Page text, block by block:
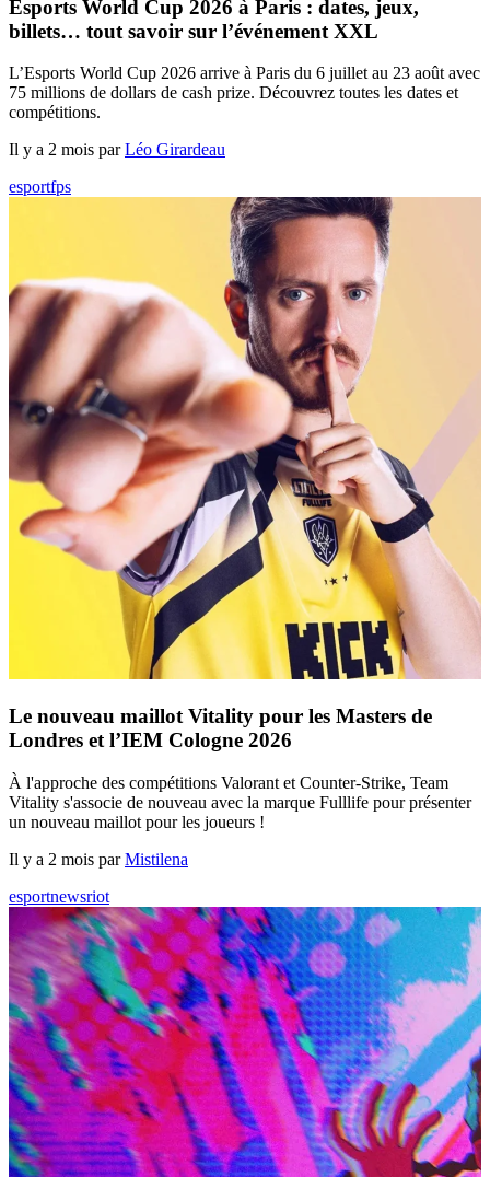
Esports World Cup 2026 à Paris : dates, jeux,
billets… tout savoir sur l’événement XXL
L’Esports World Cup 2026 arrive à Paris du 6 juillet au 23 août avec
75 millions de dollars de cash prize. Découvrez toutes les dates et
compétitions.
Il y a 2 mois parLéo Girardeau
esportfps
Le nouveau maillot Vitality pour les Masters de
Londres et l’IEM Cologne 2026
À l'approche des compétitions Valorant et Counter-Strike, Team
Vitality s'associe de nouveau avec la marque Fulllife pour présenter
un nouveau maillot pour les joueurs !
Il y a 2 mois parMistilena
esportnewsriot